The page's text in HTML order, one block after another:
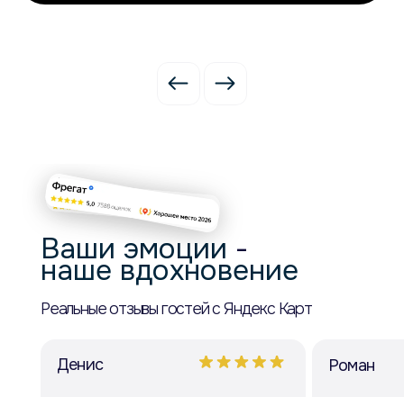
Реальные отзывы гостей с Яндекс Карт
Ваши эмоции -
наше вдохновение
Денис Роман